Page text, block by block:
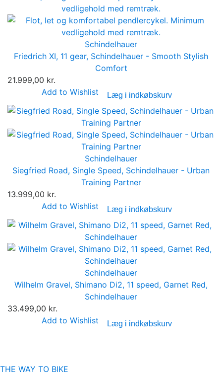
Schindelhauer
Friedrich XI, 11 gear, Schindelhauer - Smooth Stylish
Comfort
21.999,00 kr.
Add to Wishlist
Læg i indkøbskurv
Schindelhauer
Siegfried Road, Single Speed, Schindelhauer - Urban
Training Partner
13.999,00 kr.
Add to Wishlist
Læg i indkøbskurv
Schindelhauer
Wilhelm Gravel, Shimano Di2, 11 speed, Garnet Red,
Schindelhauer
33.499,00 kr.
Add to Wishlist
Læg i indkøbskurv
THE WAY TO BIKE